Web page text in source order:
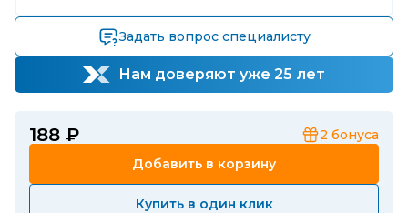
Задать вопрос специалисту
Нам доверяют уже 25 лет
188 ₽ 2 бонуса
Добавить в корзину
Купить в один клик